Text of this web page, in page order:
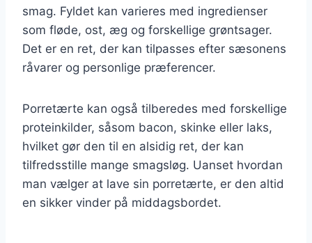
smag. Fyldet kan varieres med ingredienser
som fløde, ost, æg og forskellige grøntsager.
Det er en ret, der kan tilpasses efter sæsonens
råvarer og personlige præferencer.
Porretærte kan også tilberedes med forskellige
proteinkilder, såsom bacon, skinke eller laks,
hvilket gør den til en alsidig ret, der kan
tilfredsstille mange smagsløg. Uanset hvordan
man vælger at lave sin porretærte, er den altid
en sikker vinder på middagsbordet.